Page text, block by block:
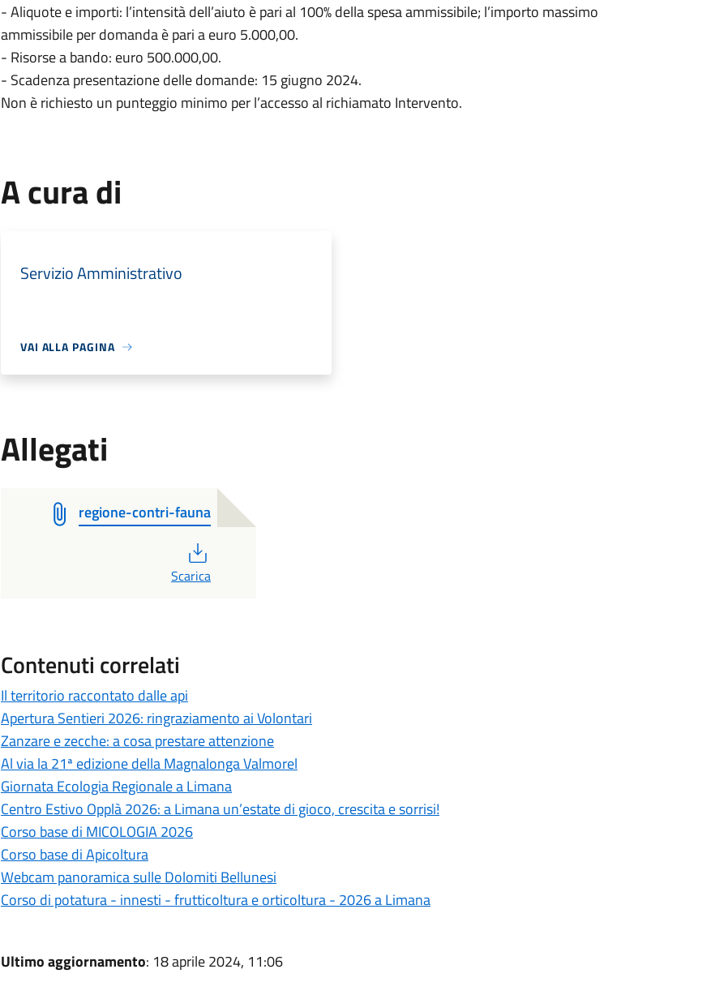
- Aliquote e importi: l’intensità dell’aiuto è pari al 100% della spesa ammissibile; l’importo massimo
ammissibile per domanda è pari a euro 5.000,00.
- Risorse a bando: euro 500.000,00.
- Scadenza presentazione delle domande: 15 giugno 2024.
Non è richiesto un punteggio minimo per l’accesso al richiamato Intervento.
A cura di
Servizio Amministrativo
VAI ALLA PAGINA
Allegati
regione-contri-fauna
Scarica
Contenuti correlati
Il territorio raccontato dalle api
Apertura Sentieri 2026: ringraziamento ai Volontari
Zanzare e zecche: a cosa prestare attenzione
Al via la 21ª edizione della Magnalonga Valmorel
Giornata Ecologia Regionale a Limana
Centro Estivo Opplà 2026: a Limana un’estate di gioco, crescita e sorrisi!
Corso base di MICOLOGIA 2026
Corso base di Apicoltura
Webcam panoramica sulle Dolomiti Bellunesi
Corso di potatura - innesti - frutticoltura e orticoltura - 2026 a Limana
Ultimo aggiornamento: 18 aprile 2024, 11:06